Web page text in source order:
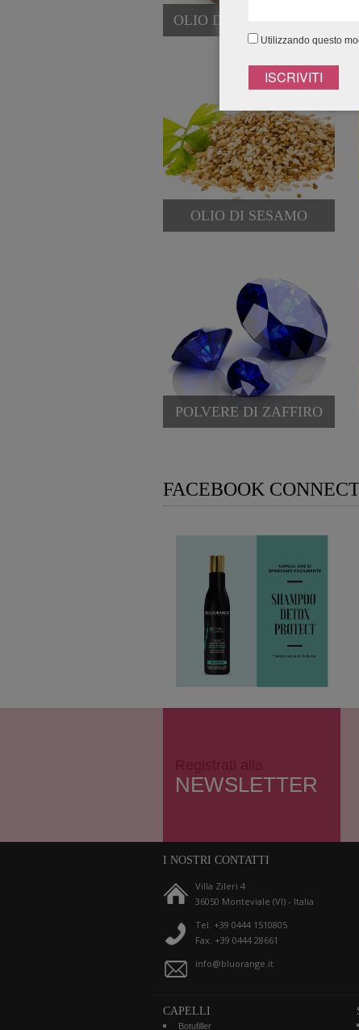
OLIO DI MACADAMIA
OLIO DI SESAMO
POLVERE DI ZAFFIRO
FACEBOOK
NEWSLETTER
I NOSTRI CONTATTI
Villa Zileri 4
36050 Monteviale (VI) - Italia
Tel. +39 0444 1510805
Fax. +39 0444 28661
info@bluorange.it
CAPELLI
Botufiller
Utilizzando questo